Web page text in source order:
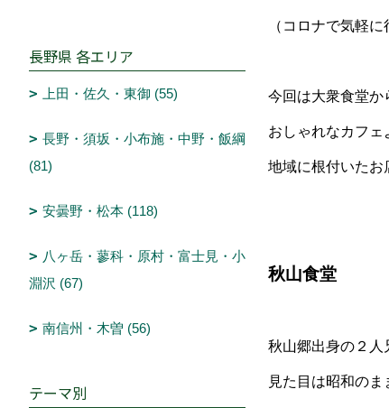
（コロナで気軽
今回は大衆食堂か
おしゃれなカフェ
地域に根付いたお
秋山食堂
秋山郷出身の２人
見た目は昭和のま
長野県 各エリア
上田・佐久・東御 (55)
長野・須坂・小布施・中野・飯綱
(81)
安曇野・松本 (118)
八ヶ岳・蓼科・原村・富士見・小
淵沢 (67)
南信州・木曽 (56)
テーマ別